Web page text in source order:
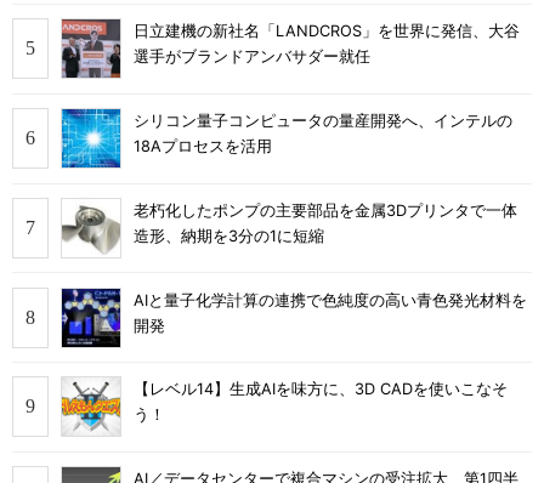
日立建機の新社名「LANDCROS」を世界に発信、大谷
選手がブランドアンバサダー就任
シリコン量子コンピュータの量産開発へ、インテルの
18Aプロセスを活用
老朽化したポンプの主要部品を金属3Dプリンタで一体
造形、納期を3分の1に短縮
AIと量子化学計算の連携で色純度の高い青色発光材料を
開発
【レベル14】生成AIを味方に、3D CADを使いこなそ
う！
AI／データセンターで複合マシンの受注拡大、第1四半